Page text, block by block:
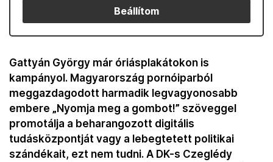
Beállítom
Gattyán György már óriásplakátokon is
kampányol. Magyarország pornóiparból
meggazdagodott harmadik legvagyonosabb
embere „Nyomja meg a gombot!” szöveggel
promotálja a beharangozott digitális
tudásközpontját vagy a lebegtetett politikai
szándékait, ezt nem tudni. A DK-s Czeglédy